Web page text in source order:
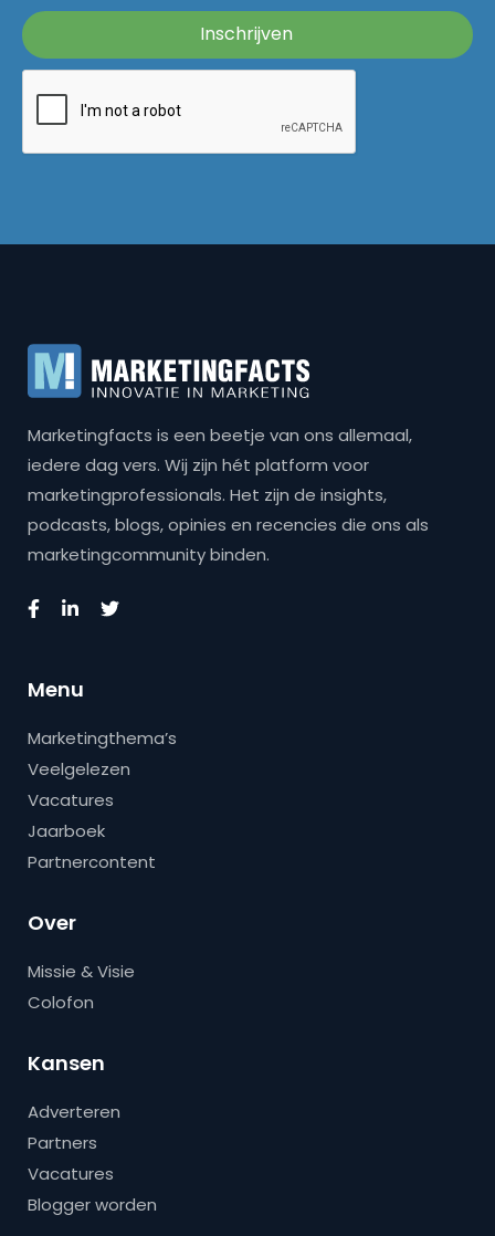
Marketingfacts is een beetje van ons allemaal,
iedere dag vers. Wij zijn hét platform voor
marketingprofessionals. Het zijn de insights,
podcasts, blogs, opinies en recencies die ons als
marketingcommunity binden.
Menu
Marketingthema’s
Veelgelezen
Vacatures
Jaarboek
Partnercontent
Over
Missie & Visie
Colofon
Kansen
Adverteren
Partners
Vacatures
Blogger worden